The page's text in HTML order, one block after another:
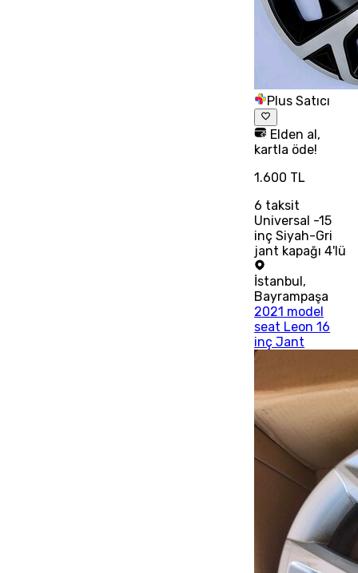
Plus Satıcı
Elden al,
kartla öde!
1.600 TL
6 taksit
Universal -15
inç Siyah-Gri
jant kapağı 4'lü
İstanbul,
Bayrampaşa
2021 model
seat Leon 16
inç Jant